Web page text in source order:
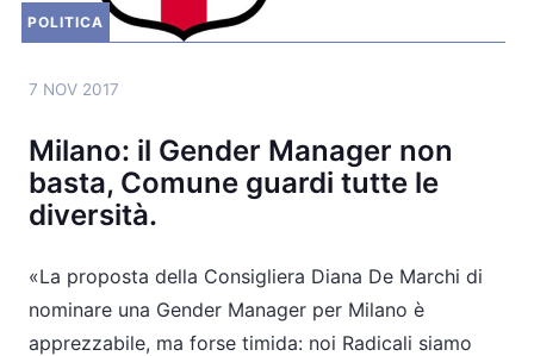
POLITICA
7 NOV 2017
Milano: il Gender Manager non
basta, Comune guardi tutte le
diversità.
La proposta della Consigliera Diana De Marchi di
nominare una Gender Manager per Milano è
apprezzabile, ma forse timida: noi Radicali siamo